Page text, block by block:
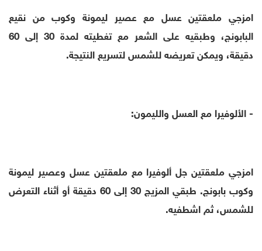
امزجي ملعقتين عسل مع عصير ليمونة وكوب من نقيع
البابونج، وطبقيه على الشعر مع تغطيته لمدة 30 إلى 60
دقيقة، ويمكن تعريضه للشمس لتسريع النتيجة.
- الألوفيرا مع العسل والليمون:
امزجي ملعقتين جل ألوفيرا مع ملعقتين عسل وعصير ليمونة
وكوب بابونج. طبقي المزيج 30 إلى 60 دقيقة أو أثناء التعرض
للشمس، ثم اشطفيه.